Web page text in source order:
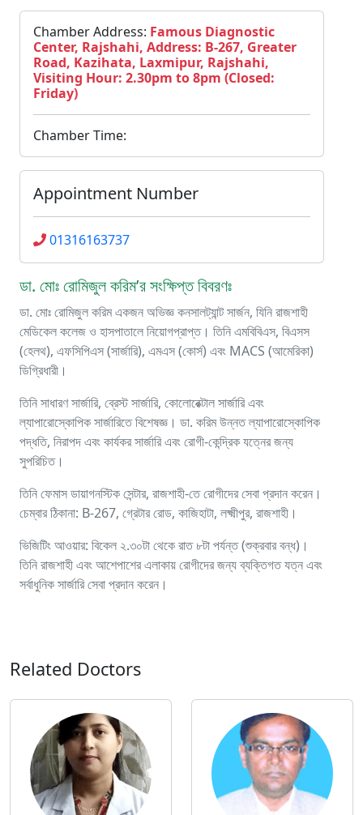
Chamber Address: Famous Diagnostic
Center, Rajshahi, Address: B-267, Greater
Road, Kazihata, Laxmipur, Rajshahi,
Visiting Hour: 2.30pm to 8pm (Closed:
Friday)
Chamber Time:
Appointment Number
01316163737
ডা. মোঃ রোমিজুল করিম’র সংক্ষিপ্ত বিবরণঃ
ডা. মোঃ রোমিজুল করিম একজন অভিজ্ঞ কনসালট্যান্ট সার্জন, যিনি রাজশাহী
মেডিকেল কলেজ ও হাসপাতালে নিয়োগপ্রাপ্ত। তিনি এমবিবিএস, বিএসস
(হেলথ), এফসিপিএস (সার্জারি), এমএস (কোর্স) এবং MACS (আমেরিকা)
ডিগ্রিধারী।
তিনি সাধারণ সার্জারি, ব্রেস্ট সার্জারি, কোলোরেক্টাল সার্জারি এবং
ল্যাপারোস্কোপিক সার্জারিতে বিশেষজ্ঞ। ডা. করিম উন্নত ল্যাপারোস্কোপিক
পদ্ধতি, নিরাপদ এবং কার্যকর সার্জারি এবং রোগী-কেন্দ্রিক যত্নের জন্য
সুপরিচিত।
তিনি ফেমাস ডায়াগনস্টিক সেন্টার, রাজশাহী-তে রোগীদের সেবা প্রদান করেন।
চেম্বার ঠিকানা: B-267, গ্রেটার রোড, কাজিহাটা, লক্ষ্মীপুর, রাজশাহী।
ভিজিটিং আওয়ার: বিকেল ২.৩০টা থেকে রাত ৮টা পর্যন্ত (শুক্রবার বন্ধ)।
তিনি রাজশাহী এবং আশেপাশের এলাকায় রোগীদের জন্য ব্যক্তিগত যত্ন এবং
সর্বাধুনিক সার্জারি সেবা প্রদান করেন।
Related Doctors